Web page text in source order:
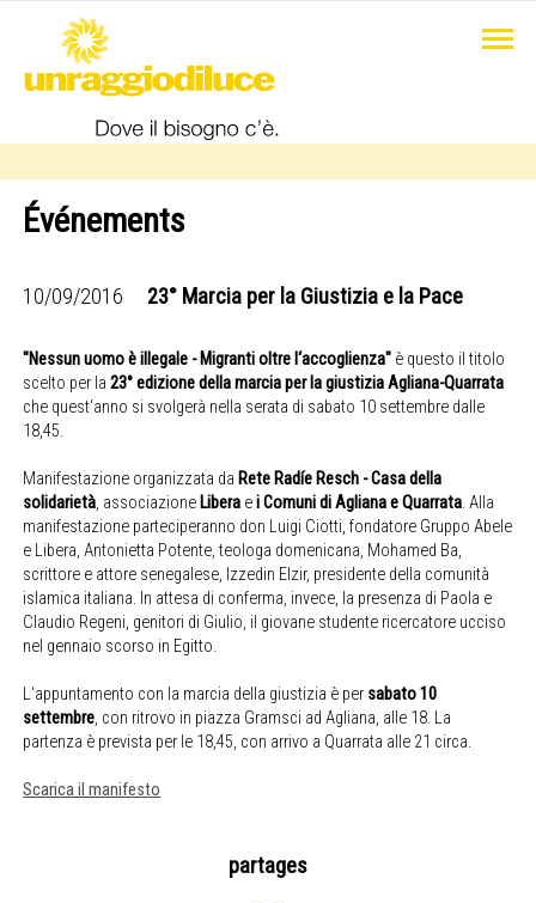
Événements
10/09/2016 23° Marcia per la Giustizia e la Pace
"Nessun uomo è illegale - Migranti oltre l‘accoglienza" è questo il titolo
scelto per la23° edizione della marcia per la giustizia Agliana-Quarrata
che quest‘anno si svolgerà nella serata di sabato 10 settembre dalle
18,45.
Manifestazione organizzata da Rete Radíe Resch - Casa della
solidarietà, associazione Libera ei Comuni di Agliana e Quarrata. Alla
manifestazione parteciperanno don Luigi Ciotti, fondatore Gruppo Abele
e Libera, Antonietta Potente, teologa domenicana, Mohamed Ba,
scrittore e attore senegalese, Izzedin Elzir, presidente della comunità
islamica italiana. In attesa di conferma, invece, la presenza di Paola e
Claudio Regeni, genitori di Giulio, il giovane studente ricercatore ucciso
nel gennaio scorso in Egitto.
L‘appuntamento con la marcia della giustizia è per sabato 10
settembre, con ritrovo in piazza Gramsci ad Agliana, alle 18. La
partenza è prevista per le 18,45, con arrivo a Quarrata alle 21 circa.
Scarica il manifesto
partages